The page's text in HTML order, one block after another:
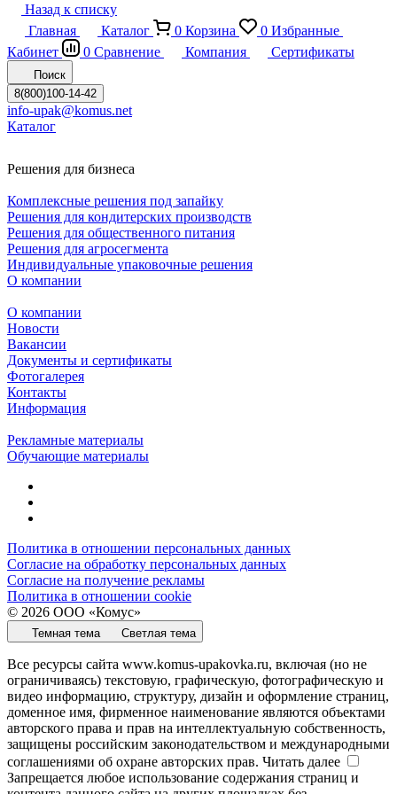
Назад к списку
Главная
Каталог 0 Корзина 0 Избранные
Кабинет
0 Сравнение Компания Сертификаты
Поиск
8(800)100-14-42
info-upak@komus.net
Каталог
Решения для бизнеса
Комплексные решения под запайку
Решения для кондитерских производств
Решения для общественного питания
Решения для агросегмента
Индивидуальные упаковочные решения
О компании
О компании
Новости
Вакансии
Документы и сертификаты
Фотогалерея
Контакты
Информация
Рекламные материалы
Обучающие материалы
Политика в отношении персональных данных
Согласие на обработку персональных данных
Согласие на получение рекламы
Политика в отношении cookie
© 2026 ООО «Комус»
Темная тема Светлая тема
Все ресурсы сайта www.komus-upakovka.ru, включая (но не
ограничиваясь) текстовую, графическую, фотографическую и
видео информацию, структуру, дизайн и оформление страниц,
доменное имя, фирменное наименование являются объектами
авторского права и прав на интеллектуальную собственность,
защищены российским законодательством и международными
соглашениями об охране авторских прав. Читать далее
Запрещается любое использование содержания страниц и